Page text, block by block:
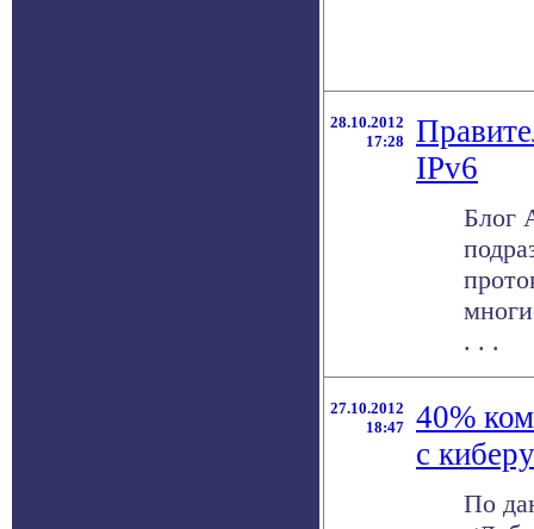
28.10.2012
17:28
IPv6
Блог
. . .
27.10.2012
18:47
40%
с
По